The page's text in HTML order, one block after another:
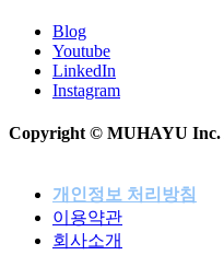
Blog
Youtube
LinkedIn
Instagram
Copyright © MUHAYU Inc.
개인정보 처리방침
이용약관
회사소개